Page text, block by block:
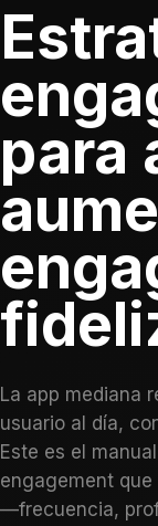
para
La app mediana
usuario al día,
Este es el
engagement
—frecuencia,